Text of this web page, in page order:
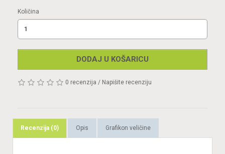
Količina
DODAJ U KOŠARICU
0 recenzija / Napišite recenziju
Recenzija (0) Opis Grafikon veličine